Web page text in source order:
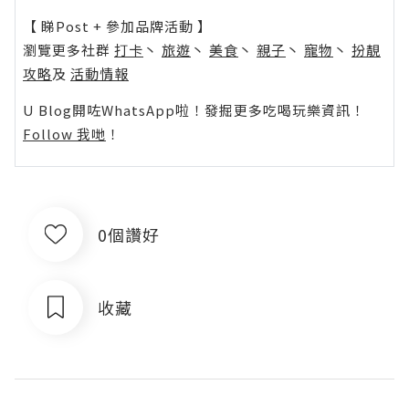
【 睇Post + 參加品牌活動 】
瀏覽更多社群 打卡 丶 旅遊 丶 美食 丶 親子 丶 寵物 丶 扮靚
攻略及 活動情報
U Blog開咗WhatsApp啦！發掘更多吃喝玩樂資訊！
Follow 我哋 ！
0個讚好
收藏